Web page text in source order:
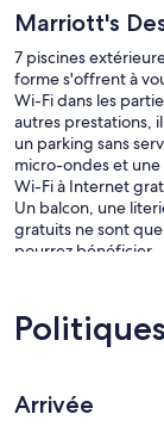
Marriott's
7 piscines
forme s'offrent à
Wi-Fi dans les
autres prestations,
un parking sans
micro-ondes et
Wi-Fi à Internet
Un balcon, une
gratuits ne sont
pourrez bénéficier.
par des couloirs
bouilloire et un
Les salles de bain
Politiques
Arrivée